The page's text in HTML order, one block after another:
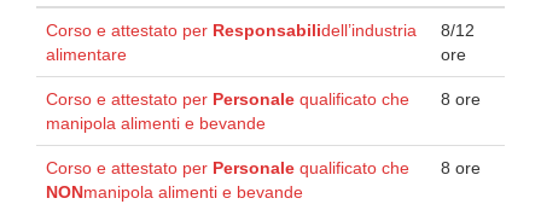
Corso e attestato per Responsabilidell’industria
alimentare
8/12
ore
Corso e attestato per Personale qualificato che
manipola alimenti e bevande
8 ore
Corso e attestato per Personale qualificato che
NONmanipola alimenti e bevande
8 ore